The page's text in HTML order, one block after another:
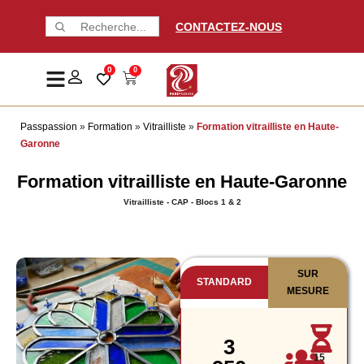
CONTACTEZ-NOUS
0 0
Passpassion » Formation » Vitrailliste » Formation vitrailliste en Haute-
Garonne
Formation vitrailliste en Haute-Garonne
Vitrailliste - CAP - Blocs 1 & 2
STANDARD
SUR
MESURE
3
15